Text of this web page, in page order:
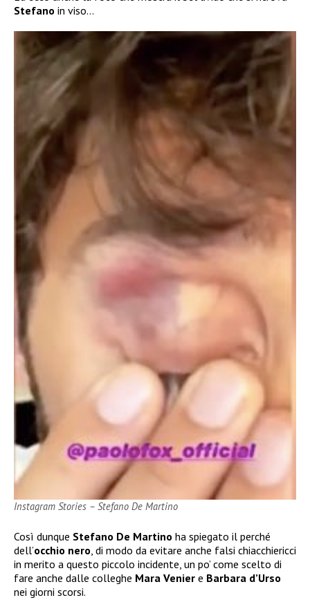
Stefano in viso…
Instagram Stories – Stefano De Martino
Così dunque Stefano De Martino ha spiegato il perché
dell’occhio nero, di modo da evitare anche falsi chiacchiericci
in merito a questo piccolo incidente, un po’ come scelto di
fare anche dalle colleghe Mara Venier e Barbara d’Urso
nei giorni scorsi.